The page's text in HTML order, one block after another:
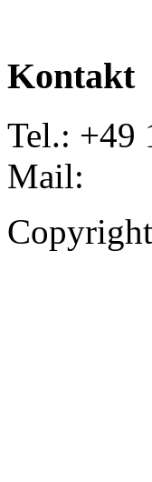
Kontakt
Tel.: +49
Mail: